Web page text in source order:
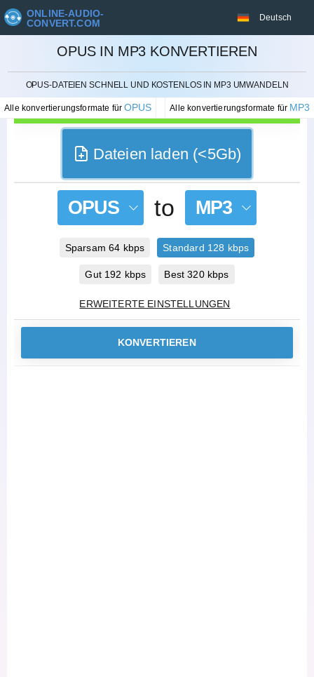
ONLINE-AUDIO-
CONVERT.COM
Deutsch
OPUS IN MP3 KONVERTIEREN
OPUS-DATEIEN SCHNELL UND KOSTENLOS IN MP3 UMWANDELN
Alle konvertierungsformate fürOPUS Alle konvertierungsformate für MP3
STORNIEREN
Dateien laden (<5Gb)
OPUS to MP3
Sparsam 64 kbps Standard 128 kbps
Gut 192 kbps Best 320 kbps
ERWEITERTE EINSTELLUNGEN
KONVERTIEREN